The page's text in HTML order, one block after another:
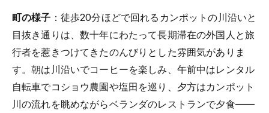
町の様子 ：徒歩20分ほどで回れるカンポットの川沿いと
目抜き通りは、数十年にわたって長期滞在の外国人と旅
行者を惹きつけてきたのんびりとした雰囲気がありま
す。朝は川沿いでコーヒーを楽しみ、午前中はレンタル
自転車でコショウ農園や塩田を巡り、夕方はカンポット
川の流れを眺めながらベランダのレストランで夕食——